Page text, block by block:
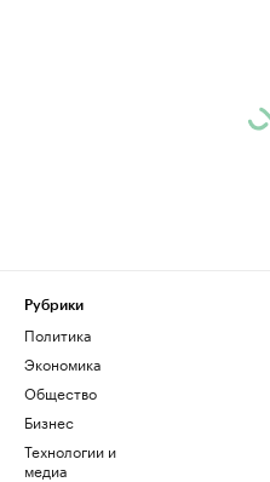
Рубрики
Политика
Экономика
Общество
Бизнес
Технологии и
медиа